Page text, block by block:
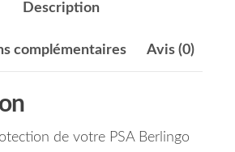
Description
complémentaires Avis (0)
de votre PSA Berlingo